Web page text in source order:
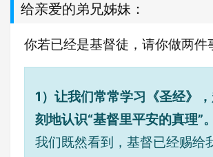
给亲爱的弟兄姊妹：
你若已经是基督徒，请你做两件
1）让我们常常学习《圣经》
刻地认识“基督里平安的真理”。
我们既然看到，基督已经赐给